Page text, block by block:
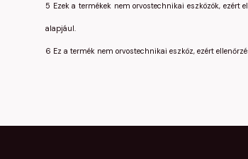
5 Ezek a termékek nem orvostechnikai eszközök, ezért
alapjául.
6 Ez a termék nem orvostechnikai eszköz, ezért